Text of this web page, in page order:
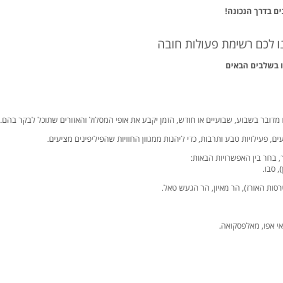
בדרך הנכונה!
לכם רשימת פעולות חובה
בשלבים הבאים
מדובר בשבוע, שבועיים או חודש, הזמן יקבע את אופי המסלול והאזורים שתוכל לבקר בהם.
פעילויות טבע ותרבות, כדי ליהנות ממגוון החוויות שהפיליפינים מציעים.
בחר בין האפשרויות הבאות:
סבו.
האורז), הר מאיון, הר הגעש טאל.
אפו, מאלפסקואה.